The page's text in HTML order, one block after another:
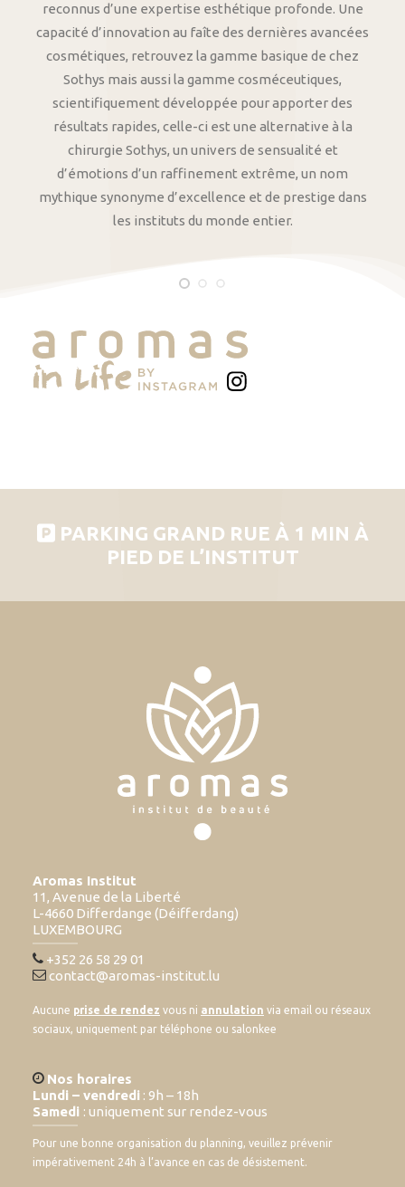
reconnus d’une expertise esthétique profonde. Une
capacité d’innovation au faîte des dernières avancées
cosmétiques, retrouvez la gamme basique de chez
Sothys mais aussi la gamme cosméceutiques,
scientifiquement développée pour apporter des
résultats rapides, celle-ci est une alternative à la
chirurgie Sothys, un univers de sensualité et
d’émotions d’un raffinement extrême, un nom
mythique synonyme d’excellence et de prestige dans
les instituts du monde entier.
PARKING GRAND RUE À 1 MIN À
PIED DE L’INSTITUT
Aromas Institut
11, Avenue de la Liberté
L-4660 Differdange (Déifferdang)
LUXEMBOURG
+352 26 58 29 01
contact@aromas-institut.lu
Aucune prise de rendez vous ni annulation via email ou réseaux
sociaux, uniquement par téléphone ou salonkee
Nos horaires
Lundi – vendredi : 9h – 18h
Samedi : uniquement sur rendez-vous
Pour une bonne organisation du planning, veuillez prévenir
impérativement 24h à l’avance en cas de désistement.